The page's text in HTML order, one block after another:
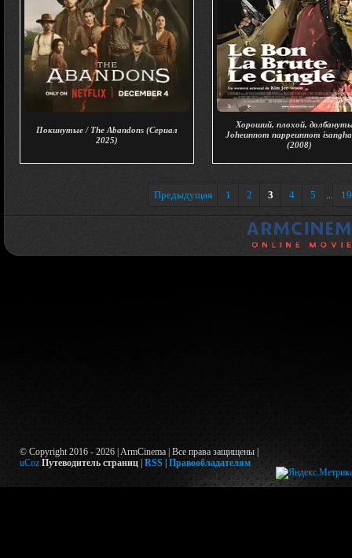
Покинутые / The Abandons (Сериал
2025)
Хороший, плохой,
Joheunnom nappeunnom
(2008)
Предыдущая 1 2 3 4 5 ... 19
© Copyright 2016 - 2026 | ArmCinema | Все права защищены |
uCoz Путеводитель страниц RSS Правообладателям